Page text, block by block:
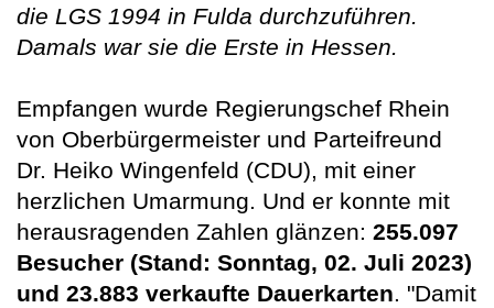
die LGS 1994 in Fulda durchzuführen.
Damals war sie die Erste in Hessen.
Empfangen wurde Regierungschef Rhein
von Oberbürgermeister und Parteifreund
Dr. Heiko Wingenfeld (CDU), mit einer
herzlichen Umarmung. Und er konnte mit
herausragenden Zahlen glänzen: 255.097
Besucher (Stand: Sonntag, 02. Juli 2023)
und 23.883 verkaufte Dauerkarten. "Damit